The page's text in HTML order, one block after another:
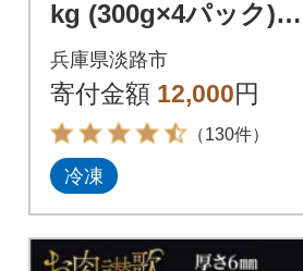
kg (300g×4パック)【2
026年9月より順次発
送】 ao05127
兵庫県淡路市
寄付金額 12,000円
（130件）
冷凍